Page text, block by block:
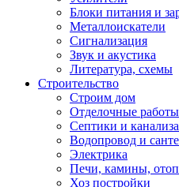
Блоки питания и
Металлоискатели
Сигнализация
Звук и акустика
Литература, схемы
Строительство
Строим дом
Отделочные работы
Септики и
Водопровод и
Электрика
Печи, камины,
Хоз постройки